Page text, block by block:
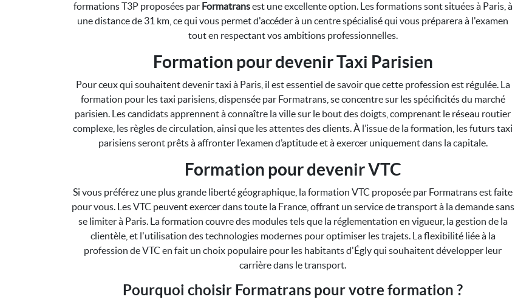
formations T3P proposées par Formatransest une excellente option. Les formations sont situées à Paris, à
une distance de 31 km, ce qui vous permet d'accéder à un centre spécialisé qui vous préparera à l'examen
tout en respectant vos ambitions professionnelles.
Formation pour devenir Taxi Parisien
Pour ceux qui souhaitent devenir taxi à Paris, il est essentiel de savoir que cette profession est régulée. La
formation pour les taxi parisiens, dispensée par Formatrans, se concentre sur les spécificités du marché
parisien. Les candidats apprennent à connaître la ville sur le bout des doigts, comprenant le réseau routier
complexe, les règles de circulation, ainsi que les attentes des clients. À l’issue de la formation, les futurs taxi
parisiens seront prêts à affronter l’examen d’aptitude et à exercer uniquement dans la capitale.
Formation pour devenir VTC
Si vous préférez une plus grande liberté géographique, la formation VTC proposée par Formatrans est faite
pour vous. Les VTC peuvent exercer dans toute la France, offrant un service de transport à la demande sans
se limiter à Paris. La formation couvre des modules tels que la réglementation en vigueur, la gestion de la
clientèle, et l'utilisation des technologies modernes pour optimiser les trajets. La flexibilité liée à la
profession de VTC en fait un choix populaire pour les habitants d'Égly qui souhaitent développer leur
carrière dans le transport.
Pourquoi choisir Formatrans pour votre formation ?